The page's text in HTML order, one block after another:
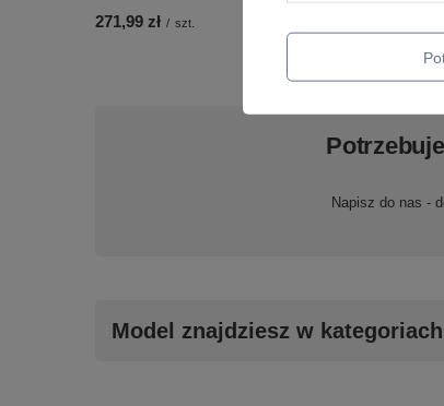
271,99 zł / szt.
Napisz do nas -
Model znajdziesz w kategoriach